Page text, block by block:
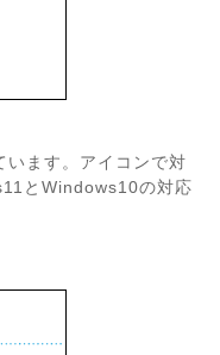
います。アイコンで対
とWindows10の対応